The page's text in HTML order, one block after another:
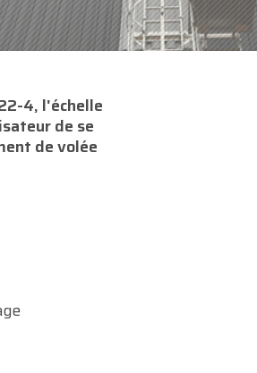
4, l'échelle
de se
de volée